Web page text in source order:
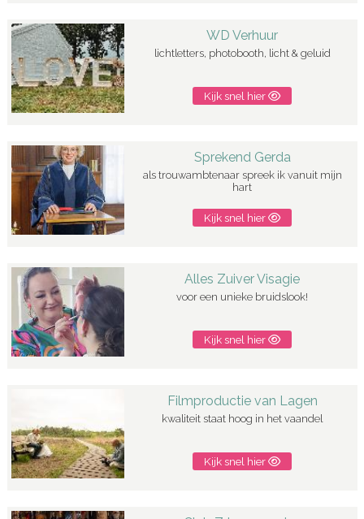
WD Verhuur
lichtletters, photobooth, licht & geluid
Kijk snel hier
Sprekend Gerda
als trouwambtenaar spreek ik vanuit mijn
hart
Kijk snel hier
Alles Zuiver Visagie
voor een unieke bruidslook!
Kijk snel hier
Filmproductie van Lagen
kwaliteit staat hoog in het vaandel
Kijk snel hier